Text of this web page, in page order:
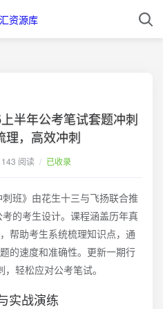
半年公考笔试套题冲刺
理，高效冲刺
143 阅读 / 已收录
班》由花生十三与飞扬联合推
的考生设计。课程涵盖历年真
帮助考生系统梳理知识点，通
的速度和准确性。更新一期行
轻松应对公考笔试。
实战演练